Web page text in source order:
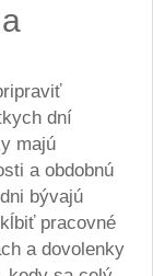
dní
majú
a obdobnú
bývajú
pracovné
a dovolenky